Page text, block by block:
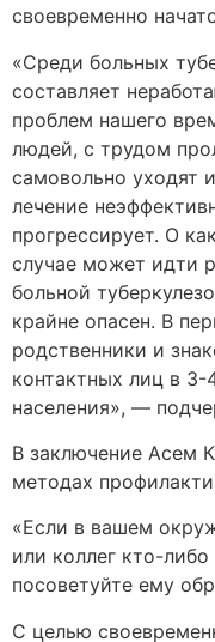
своевременно
«Среди больных
составляет
проблем нашего
людей, с трудом
самовольно уходят
лечение
прогрессирует. О
случае может идти
больной
крайне опасен. В
родственники и
контактных лиц в
населения», —
В заключение Асем
методах
«Если в вашем
или коллег кто-
посоветуйте ему
С целью